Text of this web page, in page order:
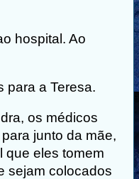
hospital. Ao
para a Teresa.
os médicos
junto da mãe,
que eles tomem
sejam colocados